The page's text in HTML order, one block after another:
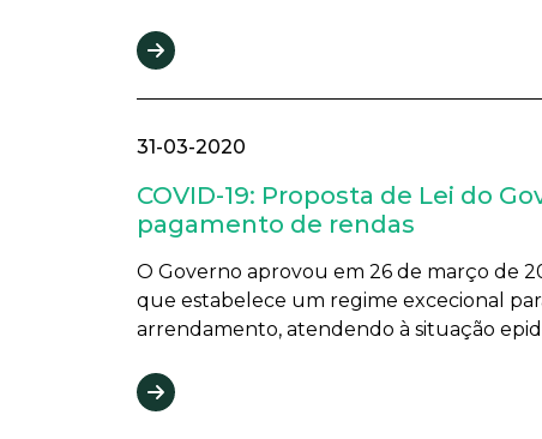
31-03-2020
COVID-19: Proposta de Lei do
pagamento de rendas
O Governo aprovou em 26 de março de
que estabelece um regime excecional
arrendamento, atendendo à situação